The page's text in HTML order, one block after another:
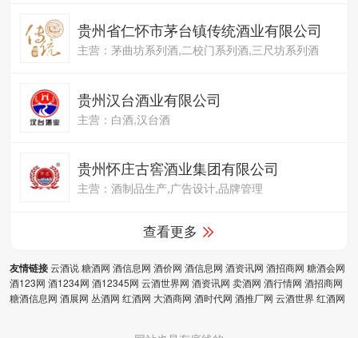
贵州省仁怀市茅台镇传统酒业有限公司
主营：茅曲坊系列酒,二校门系列酒,三尺坊系列酒
贵州汉台酒业有限公司
主营：白酒,汉台酒
贵州怀庄古窖酒业集团有限公司
主营：酒制品生产,广告设计,品牌管理
查看更多
友情链接云酒说糖酒网 酒信息网 酒价网 酒信息网 酒资讯网 酒招商网 糖酒会网
酒123网 酒1234网 酒12345网 云酒世界网 酒资讯网 卖酒网 酒行情网 酒招商网
糖酒信息网 酒展网 丛酒网 红酒网 大酒商网 酒时代网 酒推厂网 云酒世界红酒网